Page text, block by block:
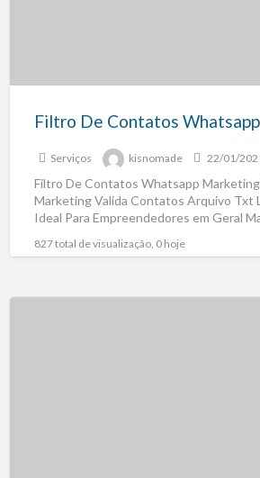
Serviços kisnomade 22/01/
Filtro De Contatos Whatsapp
Marketing Valida Contatos Arquivo Txt
Ideal Para Empreendedores em Geral
827 total de visualização, 0 hoje